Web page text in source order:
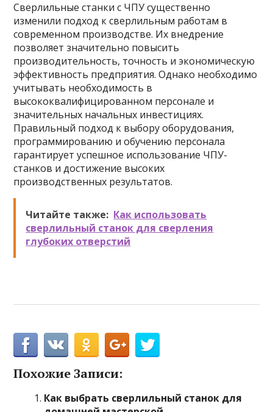
Сверлильные станки с ЧПУ существенно
изменили подход к сверлильным работам в
современном производстве. Их внедрение
позволяет значительно повысить
производительность, точность и экономическую
эффективность предприятия. Однако необходимо
учитывать необходимость в
высококвалифицированном персонале и
значительных начальных инвестициях.
Правильный подход к выбору оборудования,
программированию и обучению персонала
гарантирует успешное использование ЧПУ-
станков и достижение высоких
производственных результатов.
Читайте также: Как использовать
сверлильный станок для сверления
глубоких отверстий
Похожие Записи:
Как выбрать сверлильный станок для